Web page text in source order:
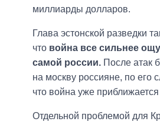
миллиарды долларов.
Глава эстонской разведки
что война все сильнее
самой россии. После атак
на москву россияне, по его
что война уже
Отдельной проблемой для